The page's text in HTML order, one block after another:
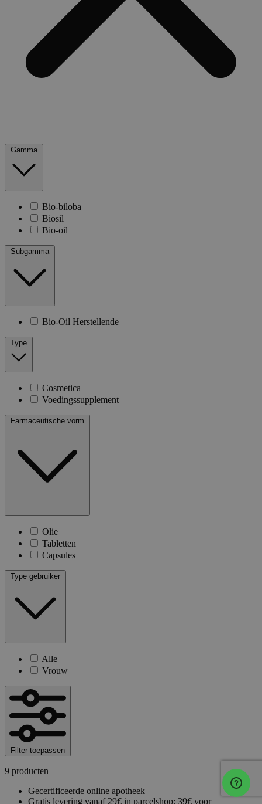
Gamma
Bio-biloba
Biosil
Bio-oil
Subgamma
Bio-Oil Herstellende
Type
Cosmetica
Voedingssupplement
Farmaceutische vorm
Olie
Tabletten
Capsules
Type gebruiker
Alle
Vrouw
Filter toepassen
9 producten
Gecertificeerde online apotheek
Gratis levering vanaf 29€ in parcelshop; 39€ voor